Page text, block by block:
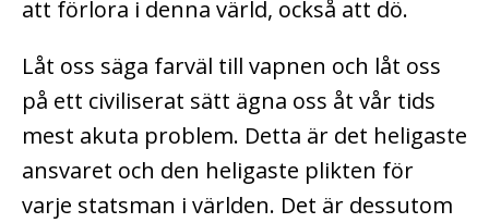
att förlora i denna värld, också att dö.
Låt oss säga farväl till vapnen och låt oss
på ett civiliserat sätt ägna oss åt vår tids
mest akuta problem. Detta är det heligaste
ansvaret och den heligaste plikten för
varje statsman i världen. Det är dessutom